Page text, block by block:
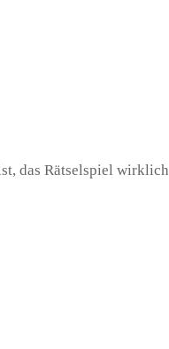
das Rätselspiel wirklich